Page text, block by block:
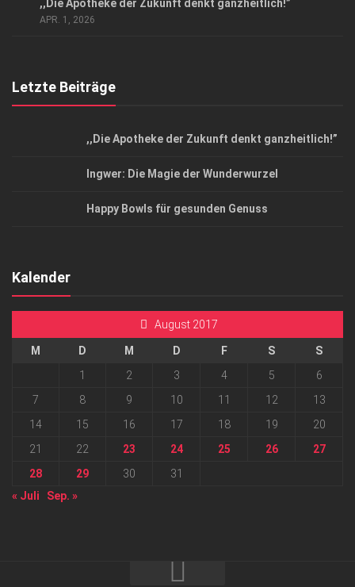
Top Magazin Dresden / Ostsachsen
,,Die Apotheke der Zukunft denkt ganzheitlich!”
APR. 1, 2026
Letzte Beiträge
,,Die Apotheke der Zukunft denkt ganzheitlich!”
Ingwer: Die Magie der Wunderwurzel
Happy Bowls für gesunden Genuss
Kalender
August 2017
M D M D F S
S
1
2 3 4 5
6
7
8 9 10 11 12
13
14
15 16 17 18 19
20
21
22 23 24 25 26
27
28
29 30
31
« Juli
Sep. »